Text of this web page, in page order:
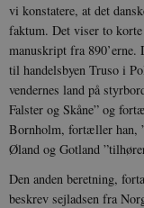
vi konstatere, at det
faktum. Det viser to
manuskript fra 890’erne.
til handelsbyen Truso i
vendernes land på
Falster og Skåne” og
Bornholm, fortæller han,
Øland og Gotland
Den anden beretning,
beskrev sejladsen fra